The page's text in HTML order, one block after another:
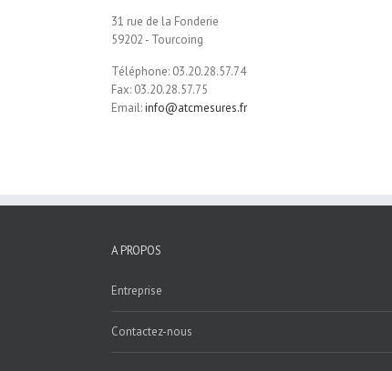
31 rue de la Fonderie
59202 - Tourcoing
Téléphone: 03.20.28.57.74
Fax: 03.20.28.57.75
Email:info@atcmesures.fr
A PROPOS
Entreprise
Contactez-nous